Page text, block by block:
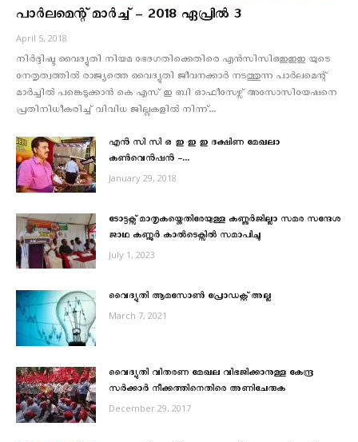
പാര്‍ലമെന്റ് മാര്‍ച്ച് – 2018 ഏപ്രില്‍ 3
April 5, 2018
നിര്‍ദ്ദിഷ്ട വൈദ്യുതി നിയമ ഭേദഗതിക്കെതിരെ എന്‍സിസിഒഇഇഇ യുടെ
നേതൃത്വത്തിൽ രാജ്യത്തെ വൈദ്യുതി ജീവനക്കാർ നടത്തുന്ന പാർലമെന്റ്
മാർച്ചിൽ പങ്കെടുക്കാൻ കെ എസ് ഇ ബി ഓഫീസേഴ്സ് അസോസിയേഷനെ
പ്രതിനിധീകരിച്ച് വിവിധ ജില്ലകളിൽ നിന്ന്...
എന്‍ സി സി ഒ ഇ ഇ ഇ ദക്ഷിണ മേഖലാ
കണ്‍വെന്‍ഷന്‍ –...
January 29, 2018
ടോട്ടക്സ് മാതൃകയ്ക്കെതിരേയുള്ള കണ്ണുര്‍ജില്ലാ സമര സന്ദേശ
ജാഥ കണ്ണൂര്‍ കാല്‍ടെക്സില്‍ സമാപിച്ചു
July 1, 2023
വൈദ്യുതി ആമസോൺ പ്രോഡക്റ്റ് അല്ല
March 7, 2021
വൈദ്യുതി വിതരണ മേഖല വിഭജിക്കാനുള്ള കേന്ദ്ര
സര്‍ക്കാര്‍ നീക്കത്തിനെതിരെ അണിചേരുക
December 29, 2017